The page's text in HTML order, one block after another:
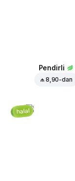
Pendirli
₼ 8,90-dan
halal